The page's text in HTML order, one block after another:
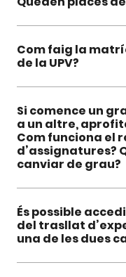
Com faig la
de la UPV?
Si comence un
a un altre,
Com funciona el
d’assignatures?
canviar de grau?
És possible
del trasllat
una de les dues